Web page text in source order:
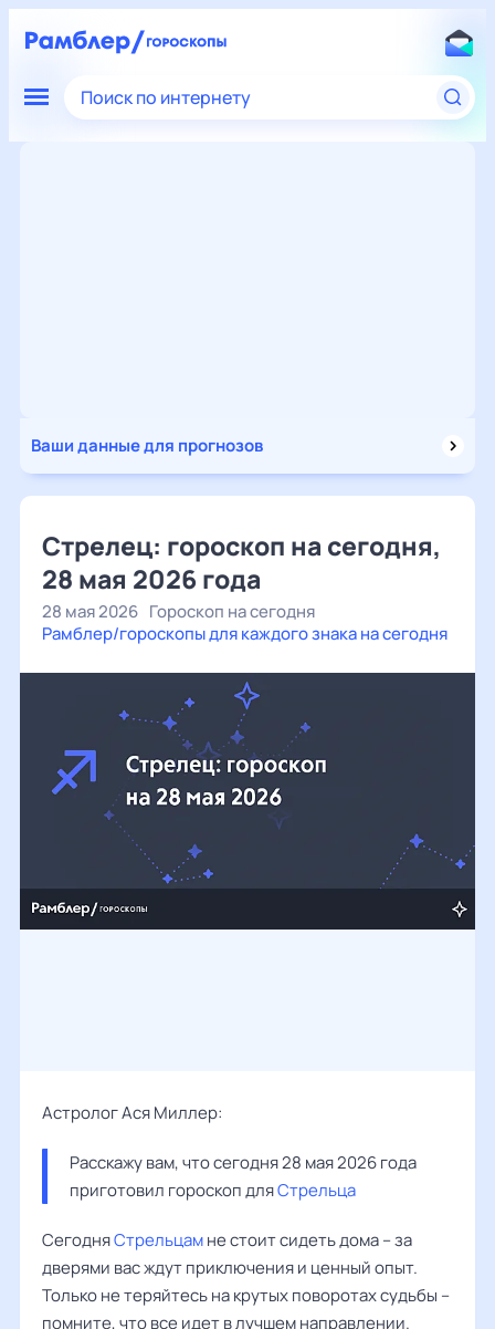
Поиск по интернету
Ваши данные для прогнозов
Стрелец: гороскоп на сегодня,
28 мая 2026 года
28 мая 2026 Гороскоп на сегодня
Рамблер/гороскопы для каждого знака на сегодня
Астролог Ася Миллер:
Расскажу вам, что сегодня 28 мая 2026 года
приготовил гороскоп для Стрельца
СегодняСтрельцамне стоит сидеть дома – за
дверями вас ждут приключения и ценный опыт.
Только не теряйтесь на крутых поворотах судьбы –
помните, что все идет в лучшем направлении.